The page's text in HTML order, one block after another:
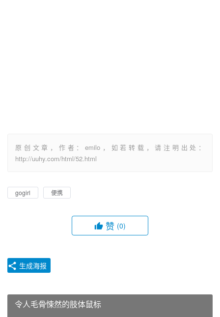
原创文章，作者：emilo，如若转载，请注明出处：
http://uuhy.com/html/52.html
gogirl 便携
赞 (0)
生成海报
令人毛骨悚然的肢体鼠标